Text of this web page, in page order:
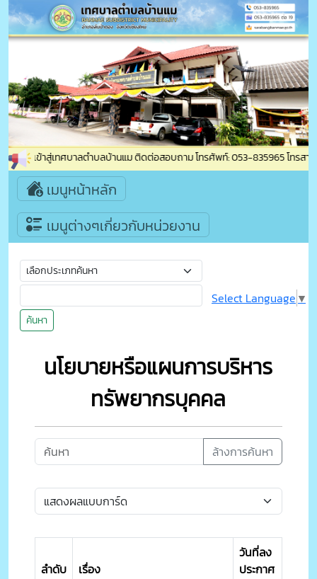
นรับเข้าสู่เทศบาลตำบลบ้านแม ติดต่อสอบถาม โทรศัพท์: 053-835965 โทรสาร:
เมนูหน้าหลัก
เมนูต่างๆเกี่ยวกับหน่วยงาน
ค้นหา
Select Language ▼
นโยบายหรือแผนการบริหาร
ทรัพยากรบุคคล
ล้างการค้นหา
ลำดับ เรื่อง
วันที่ลง
ประกาศ